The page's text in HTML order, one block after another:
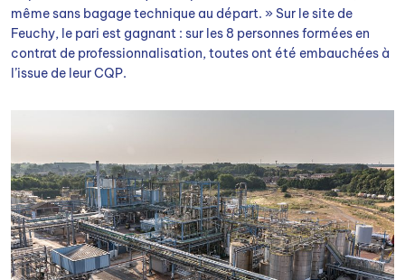
même sans bagage technique au départ. » Sur le site de
Feuchy, le pari est gagnant : sur les 8 personnes formées en
contrat de professionnalisation, toutes ont été embauchées à
l’issue de leur CQP.